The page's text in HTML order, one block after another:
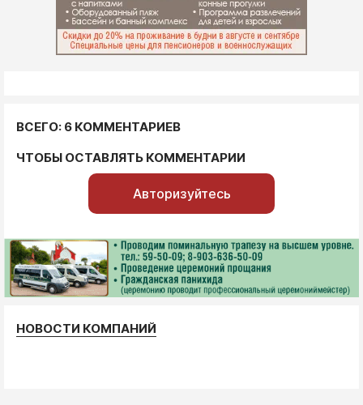
ВСЕГО: 6 КОММЕНТАРИЕВ
ЧТОБЫ ОСТАВЛЯТЬ КОММЕНТАРИИ
Авторизуйтесь
НОВОСТИ КОМПАНИЙ